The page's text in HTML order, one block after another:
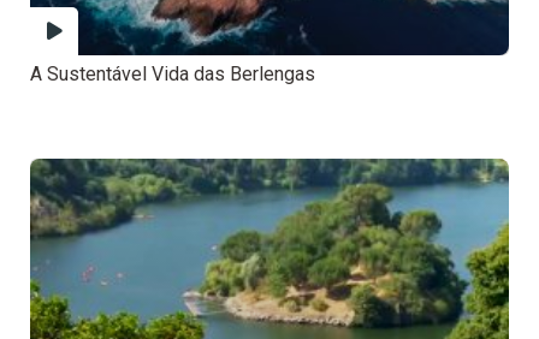
A Sustentável Vida das Berlengas